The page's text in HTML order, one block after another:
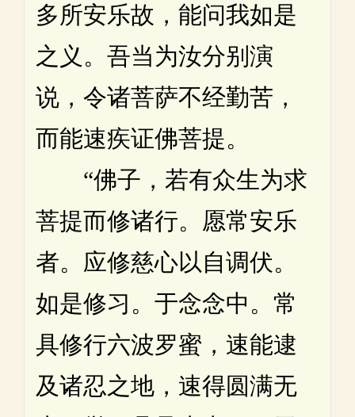
多所安乐故，能问我如是
之义。吾当为汝分别演
说，令诸菩萨不经勤苦，
而能速疾证佛菩提。
“佛子，若有众生为求
菩提而修诸行。愿常安乐
者。应修慈心以自调伏。
如是修习。于念念中。常
具修行六波罗蜜，速能逮
及诸忍之地，速得圆满无